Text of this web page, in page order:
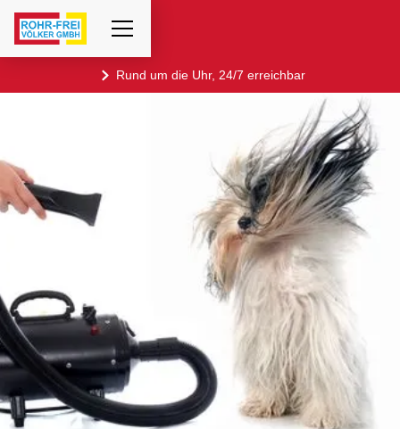
Rund um die Uhr, 24/7 erreichbar